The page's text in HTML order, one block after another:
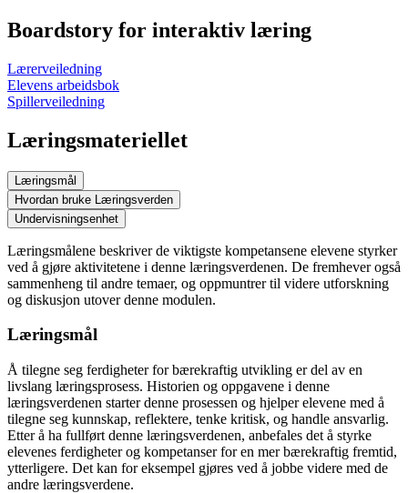
Boardstory for interaktiv læring
Lærerveiledning
Elevens arbeidsbok
Spillerveiledning
Læringsmateriellet
Læringsmål
Hvordan bruke Læringsverden
Undervisningsenhet
Læringsmålene beskriver de viktigste kompetansene elevene styrker
ved å gjøre aktivitetene i denne læringsverdenen. De fremhever også
sammenheng til andre temaer, og oppmuntrer til videre utforskning
og diskusjon utover denne modulen.
Læringsmål
Å tilegne seg ferdigheter for bærekraftig utvikling er del av en
livslang læringsprosess. Historien og oppgavene i denne
læringsverdenen starter denne prosessen og hjelper elevene med å
tilegne seg kunnskap, reflektere, tenke kritisk, og handle ansvarlig.
Etter å ha fullført denne læringsverdenen, anbefales det å styrke
elevenes ferdigheter og kompetanser for en mer bærekraftig fremtid,
ytterligere. Det kan for eksempel gjøres ved å jobbe videre med de
andre læringsverdene.